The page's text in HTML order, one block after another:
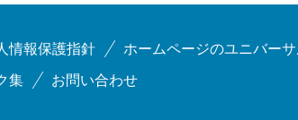
情報保護指針 ホームページのユニバー
集 お問い合わせ